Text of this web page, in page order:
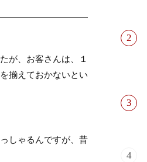
が、お客さんは、１
揃えておかないとい
しゃるんですが、昔